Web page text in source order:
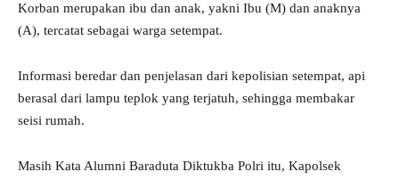
Korban merupakan ibu dan anak, yakni Ibu (M) dan anaknya
(A), tercatat sebagai warga setempat.
Informasi beredar dan penjelasan dari kepolisian setempat, api
berasal dari lampu teplok yang terjatuh, sehingga membakar
seisi rumah.
Masih Kata Alumni Baraduta Diktukba Polri itu, Kapolsek